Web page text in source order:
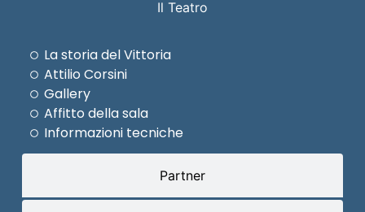
Il Teatro
Partner
La storia del Vittoria
Attilio Corsini
Gallery
Affitto della sala
Informazioni tecniche